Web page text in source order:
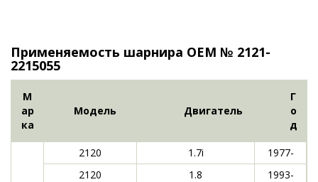
Применяемость шарнира OEM № 2121-
2215055
М
ар
ка
Модель Двигатель
Г
о
д
2120 1.7i
1977-
2120
1.8
1993-